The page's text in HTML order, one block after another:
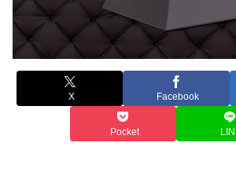
X Facebook
Pocket